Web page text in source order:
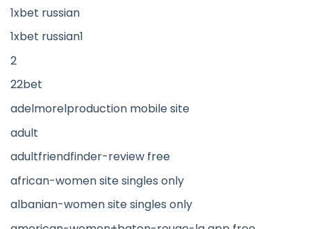
1xbet russian
1xbet russian1
2
22bet
adelmorelproduction mobile site
adult
adultfriendfinder-review free
african-women site singles only
albanian-women site singles only